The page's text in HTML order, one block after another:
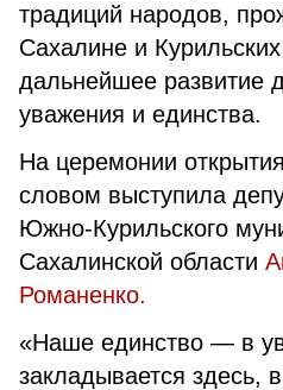
традиций народов,
Сахалине и
дальнейшее развитие
уважения и единства.
На церемонии
словом выступила
Южно-Курильского
Сахалинской области
Романенко.
«Наше единство — в
закладывается здесь,